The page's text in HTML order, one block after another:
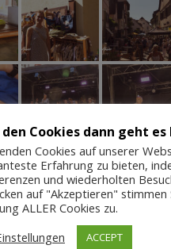
Cookies dann geht es
Cookies auf unserer
Erfahrung zu bieten,
und wiederholten
auf "Akzeptieren" stimmen
ALLER Cookies zu.
ACCEPT